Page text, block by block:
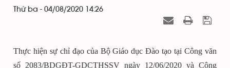
Thứ ba - 04/08/2020 14:26
Thực hiện sự chỉ đạo của Bộ Giáo dục Đào tạo tại Công văn
số 2083/BDGĐT-GDCTHSSV ngày 12/06/2020 và Công